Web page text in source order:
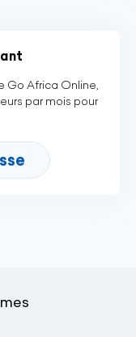
Go Africa Online,
par mois pour